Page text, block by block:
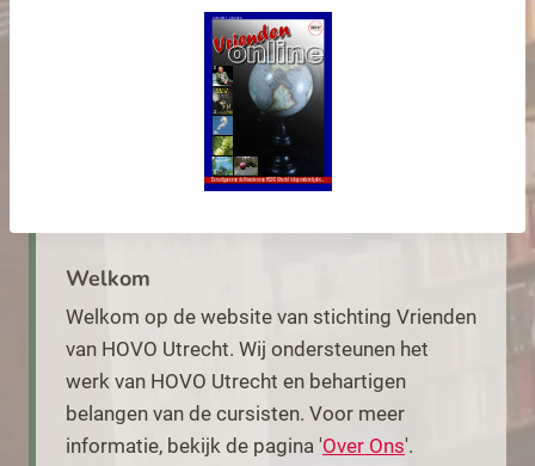
Vrienden
online nr. 2 -
oktober 2020
Vrienden
online nr. 1 -
juli 2020
Welkom
Welkom op de website van stichting Vrienden
van HOVO Utrecht. Wij ondersteunen het
werk van HOVO Utrecht en behartigen
belangen van de cursisten. Voor meer
informatie, bekijk de pagina 'Over Ons'.